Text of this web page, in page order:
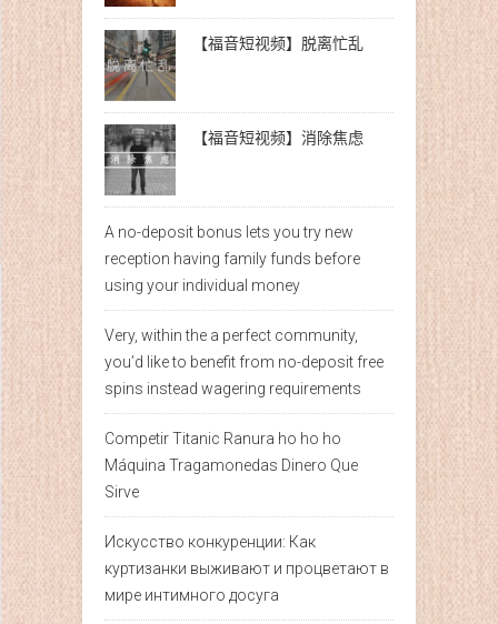
【福音短视频】脱离忙乱
【福音短视频】消除焦虑
A no-deposit bonus lets you try new
reception having family funds before
using your individual money
Very, within the a perfect community,
you’d like to benefit from no-deposit free
spins instead wagering requirements
Competir Titanic Ranura ho ho ho
Máquina Tragamonedas Dinero Que
Sirve
Искусство конкуренции: Как
куртизанки выживают и процветают в
мире интимного досуга